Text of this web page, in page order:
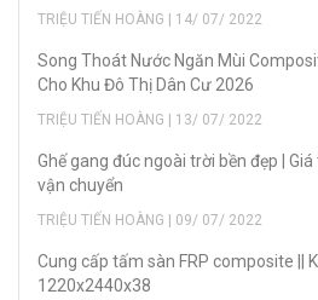
TRIỆU TIẾN HOÀNG | 14/ 07/ 2022
Song Thoát Nước Ngăn Mùi
Cho Khu Đô Thị Dân Cư 2026
TRIỆU TIẾN HOÀNG | 13/ 07/ 2022
Ghế gang đúc ngoài trời bền đẹp |
vận chuyển
TRIỆU TIẾN HOÀNG | 09/ 07/ 2022
Cung cấp tấm sàn FRP composite ||
1220x2440x38